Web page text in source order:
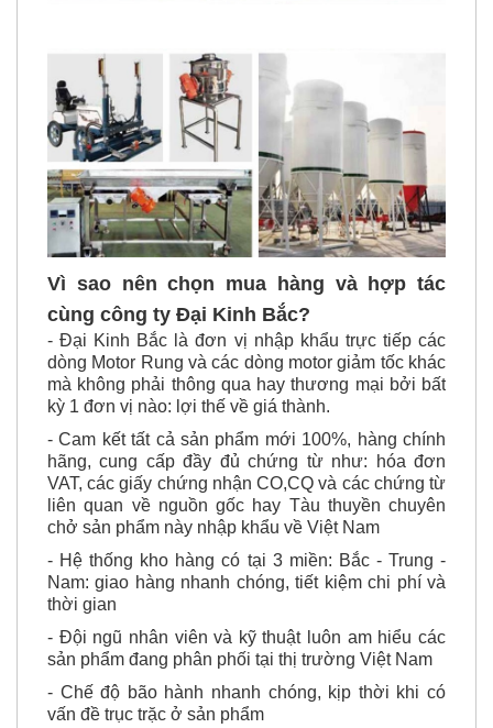
Vì sao nên chọn mua hàng và hợp tác
cùng công ty Đại Kinh Bắc?
- Đại Kinh Bắc là đơn vị nhập khẩu trực tiếp các
dòng Motor Rung và các dòng motor giảm tốc khác
mà không phải thông qua hay thương mại bởi bất
kỳ 1 đơn vị nào: lợi thế về giá thành.
- Cam kết tất cả sản phẩm mới 100%, hàng chính
hãng, cung cấp đầy đủ chứng từ như: hóa đơn
VAT, các giấy chứng nhận CO,CQ và các chứng từ
liên quan về nguồn gốc hay Tàu thuyền chuyên
chở sản phẩm này nhập khẩu về Việt Nam
- Hệ thống kho hàng có tại 3 miền: Bắc - Trung -
Nam: giao hàng nhanh chóng, tiết kiệm chi phí và
thời gian
- Đội ngũ nhân viên và kỹ thuật luôn am hiểu các
sản phẩm đang phân phối tại thị trường Việt Nam
- Chế độ bão hành nhanh chóng, kịp thời khi có
vấn đề trục trặc ở sản phẩm
- Luôn cung cấp ảnh thật, bản vẻ, 2D 3D CAD của